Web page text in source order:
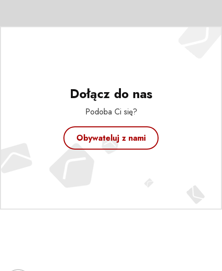
Dołącz do nas
Podoba Ci się?
Obywateluj z nami